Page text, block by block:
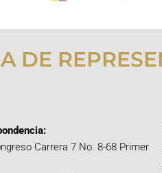
DE
Carrera 7 No. 8-68 Primer